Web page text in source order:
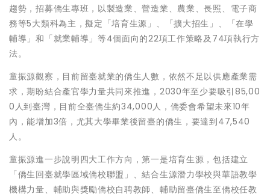
趨勢，招募僑生專班，以製造業、營造業、農業、長照、電子商
務等5大類科為主，擬定「培育生源」、「擴大招生」、「在學
輔導」和「就業輔導」等4個面向的22項工作策略及74項執行方
法。
童振源觀察，目前留臺就業的僑生人數，依然不足以供應產業需
求，期盼結合產官學力量共同來推進，2030年至少要吸引85,00
0人到臺灣，目前全臺僑生約34,000人，僑委會希望未來10年
內，能增加3倍，尤其大學畢業後留臺的僑生，要達到47,540
人。
童振源進一步說明四大工作方向，第一是培育生源，包括建立
「僑生回臺就學區域僑校聯盟」、結合生源潛力學校與華語教學
機構力量、輔助與獎勵僑校自聘教師、輔助留臺僑生至僑校任教